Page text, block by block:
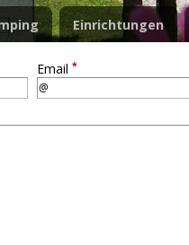
Einrichtungen
Email *